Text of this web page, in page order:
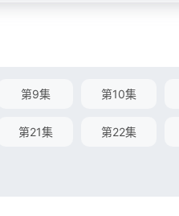
第9集 第10集
第21集 第22集